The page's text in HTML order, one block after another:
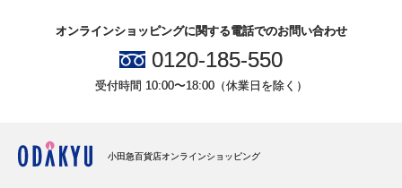
オンラインショッピングに関する電話でのお問い合わせ
0120-185-550
受付時間 10:00〜18:00（休業日を除く）
小田急百貨店オンラインショッピング